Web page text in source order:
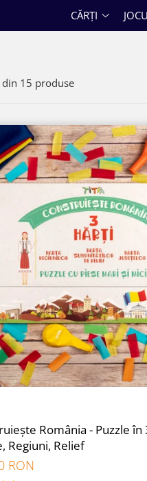
CĂRȚI
din 15 produse
România - Puzzle
Regiuni, Relief
RON